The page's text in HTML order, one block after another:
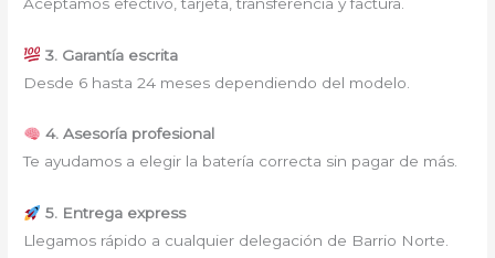
3. Garantía escrita
Desde 6 hasta 24 meses dependiendo del modelo.
4. Asesoría profesional
Te ayudamos a elegir la batería correcta sin pagar de más.
5. Entrega express
Llegamos rápido a cualquier delegación de Barrio Norte.